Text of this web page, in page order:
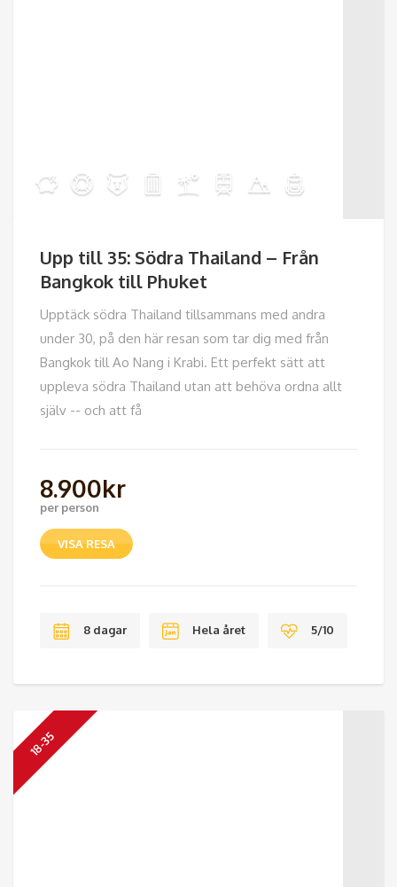
Upp till 35: Södra Thailand – Från
Bangkok till Phuket
Upptäck södra Thailand tillsammans med andra
under 30, på den här resan som tar dig med från
Bangkok till Ao Nang i Krabi. Ett perfekt sätt att
uppleva södra Thailand utan att behöva ordna allt
själv -- och att få
8.900kr
per person
VISA RESA
8 dagar Hela året 5/10
18-35